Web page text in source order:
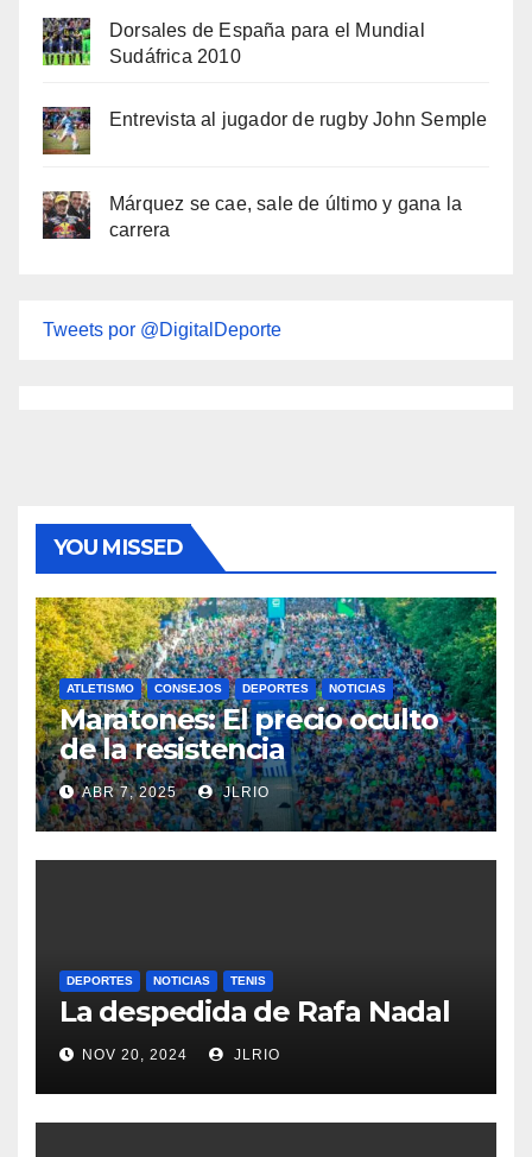
Dorsales de España para el Mundial
Sudáfrica 2010
Entrevista al jugador de rugby John Semple
Márquez se cae, sale de último y gana la
carrera
Tweets por @DigitalDeporte
YOU MISSED
ATLETISMO CONSEJOS DEPORTES NOTICIAS
Maratones: El precio oculto
de la resistencia
ABR 7, 2025 JLRIO
DEPORTES NOTICIAS TENIS
La despedida de Rafa Nadal
NOV 20, 2024 JLRIO